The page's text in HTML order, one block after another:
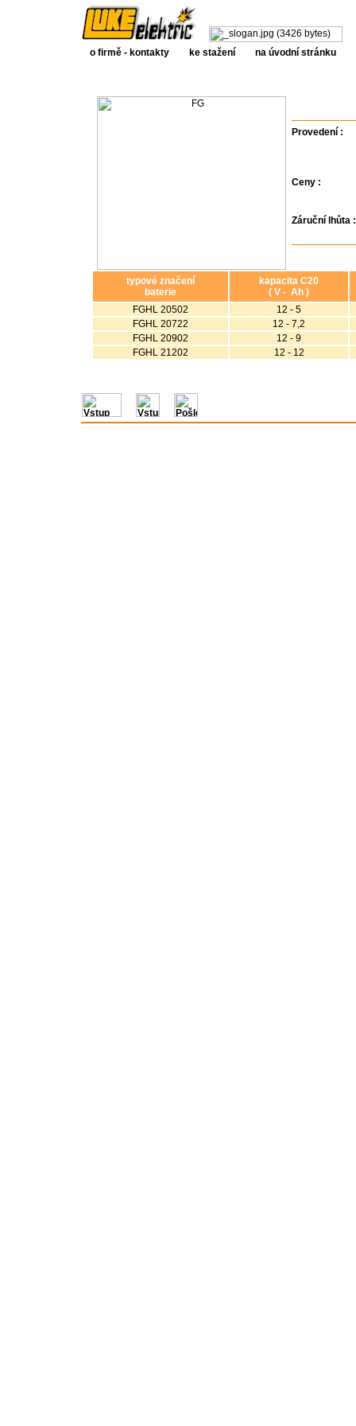
o firmě - kontakty ke stažení na úvodní stránku
Provedení :
Ceny :
Záruční lhůta :
typové značení
baterie
kapacita C20
( V - Ah )
FGHL 20502
12 - 5
FGHL 20722
12 - 7,2
FGHL 20902
12 - 9
FGHL 21202
12 - 12